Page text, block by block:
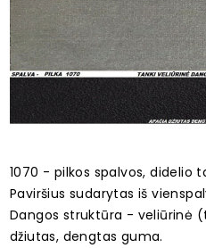
1070 - pilkos spalvos, didelio
Paviršius sudarytas iš
Dangos struktūra - veliūrinė
džiutas, dengtas guma.